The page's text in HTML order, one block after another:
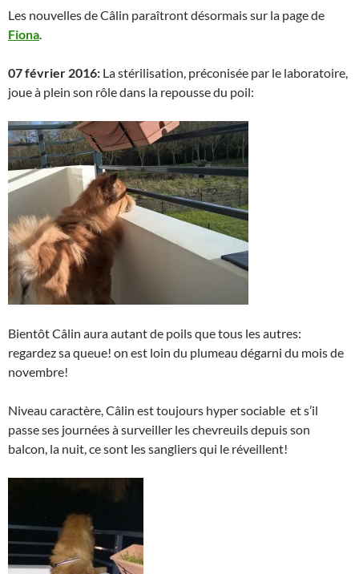
Les nouvelles de Câlin paraîtront désormais sur la page de
Fiona
07 février 2016: La stérilisation, préconisée par le laboratoire,
joue à plein son rôle dans la repousse du poil:
Bientôt Câlin aura autant de poils que tous les autres:
regardez sa queue! on est loin du plumeau dégarni du mois de
novembre!
Niveau caractère, Câlin est toujours hyper sociable et s’il
passe ses journées à surveiller les chevreuils depuis son
balcon, la nuit, ce sont les sangliers qui le réveillent!